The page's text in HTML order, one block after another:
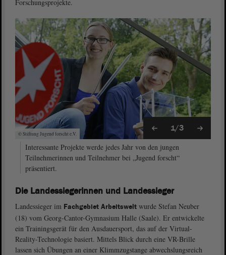
Forschungsprojekte.
© Stiftung Jugend forscht e.V.
1/3
Interessante Projekte werde jedes Jahr von den jungen
Teilnehmerinnen und Teilnehmer bei „Jugend forscht“
präsentiert.
Die Landessiegerinnen und Landessieger
Landessieger im Fachgebiet Arbeitswelt wurde Stefan Neuber
(18) vom Georg-Cantor-Gymnasium Halle (Saale). Er entwickelte
ein Trainingsgerät für den Ausdauersport, das auf der Virtual-
Reality-Technologie basiert. Mittels Blick durch eine VR-Brille
lassen sich Übungen an einer Klimmzugstange abwechslungsreich